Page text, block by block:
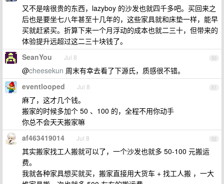
又不是啥很贵的东西，lazyboy 的沙发也就四千多吧。买回来之
后也是要坐七八年甚至十几年的，这些家具就和床垫一样，能早
买就赶紧买。折算下来一个月浮动的成本也就二三十，但带来的
体验提升远超过这二三十块钱了。
50
SeanYou Jul 8
@cheesekun 周末有幸去看了下源氏，质感很不错。
51
eventlooped Jul 8
麻了，这才几个钱。
搬家的时候多加个 50 、100 的，全程不用你动手
你总不会天天搬家嘛
52
af463419014 Jul 8
其实搬家找工人搬就可以了，一个沙发也就多 50-100 元搬运
费。
我就各种家具想买就买，搬家直接用大货车 + 找工人搬 ，一大